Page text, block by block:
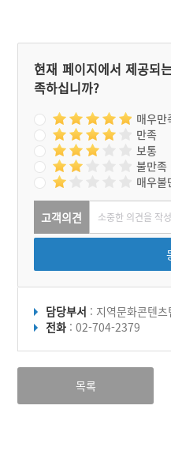
현재 페이지에서 제공되
족하십니까?
매우만
만족
보통
불만족
매우불
고객의견
담당부서 : 지역문화콘텐츠
전화 : 02-704-2379
목록